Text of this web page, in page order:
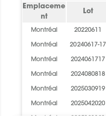
Emplaceme
nt
Lot
Montréal 20220611
Montréal 20240617-17
Montréal 2024061717
Montréal 2024080818
Montréal 2025030919
Montréal 2025042020